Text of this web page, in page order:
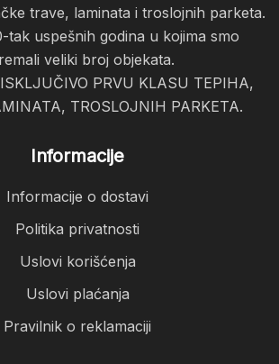
trave, laminata i troslojnih parketa.
tak uspešnih godina u kojima smo
veliki broj objekata.
PRVU KLASU TEPIHA,
TROSLOJNIH PARKETA.
Informacije
Informacije o dostavi
Politika privatnosti
Uslovi korišćenja
Uslovi plaćanja
Pravilnik o reklamaciji